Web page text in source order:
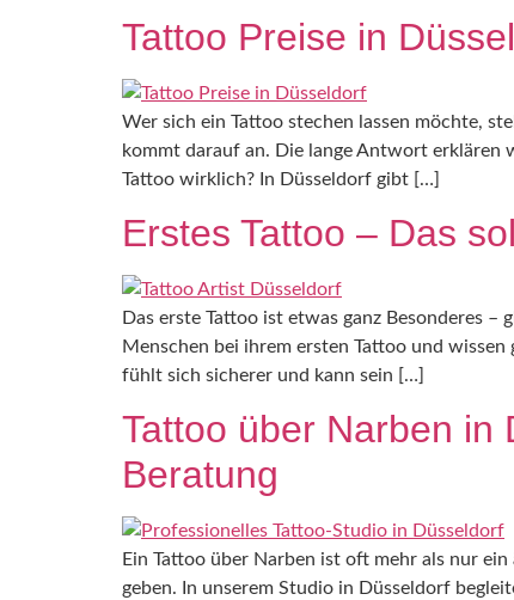
Tattoo Preise in
Wer sich ein Tattoo stechen lassen möchte,
kommt darauf an. Die lange Antwort erklären
Tattoo wirklich? In Düsseldorf gibt […]
Erstes Tattoo – Das
Das erste Tattoo ist etwas ganz Besonderes
Menschen bei ihrem ersten Tattoo und
fühlt sich sicherer und kann sein […]
Tattoo über Narben in
Beratung
Ein Tattoo über Narben ist oft mehr als nur
geben. In unserem Studio in Düsseldorf